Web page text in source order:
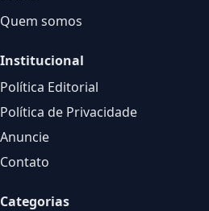
Quem somos
Institucional
Política Editorial
Política de Privacidade
Anuncie
Contato
Categorias